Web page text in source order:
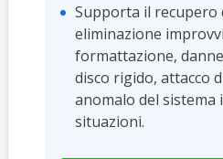
Supporta il recupero
eliminazione
formattazione,
disco rigido, attacco
anomalo del sistema
situazioni.